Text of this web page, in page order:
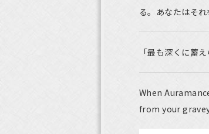
る。あなたはそれ
「最も深くに蓄
When
from your